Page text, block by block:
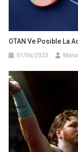
OTAN Ve Posible La
01/06/2023